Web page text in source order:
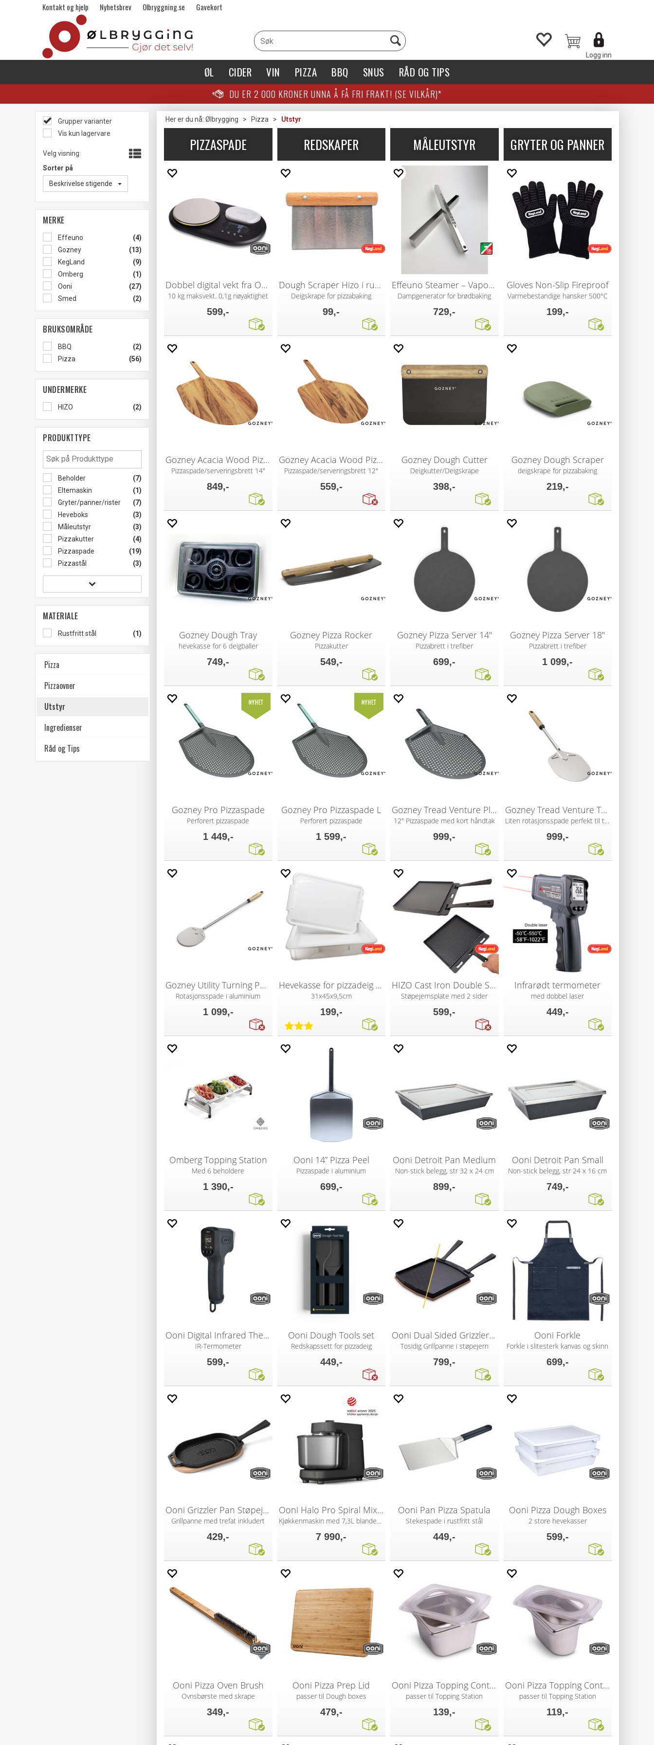
Kontakt og hjelp Nyhetsbrev Olbryggning.se Gavekort
Logg inn
ØL CIDER VIN PIZZA BBQ SNUS RÅD OG TIPS
DU ER 2 000 KRONER UNNA Å FÅ FRI FRAKT! (SE VILKÅR)*
Her er du nå: Ølbrygging > Pizza > Utstyr
Grupper varianter
Vis kun lagervare
Velg visning:
Sorter på
Beskrivelse stigende
MERKE
Effeuno
(4)
Gozney
(13)
KegLand
(9)
Omberg
(1)
Ooni
(27)
Smed
(2)
BRUKSOMRÅDE
BBQ
(2)
Pizza
(56)
UNDERMERKE
HIZO (2)
PRODUKTTYPE
Beholder
(7)
Eltemaskin
(1)
Gryter/panner/rister
(7)
Heveboks
(3)
Måleutstyr
(3)
Pizzakutter
(4)
Pizzaspade
(19)
Pizzastål
(3)
MATERIALE
Rustfritt stål (1)
Pizza
Pizzaovner
Utstyr
Ingredienser
Råd og Tips
PIZZASPADE REDSKAPER MÅLEUTSTYR GRYTER OG PANNER
Dobbel digital vekt fra Ooni
10 kg maksvekt. 0,1g nøyaktighet
599,-
Dough Scraper Hizo i rustfritt stål
Deigskrape for pizzabaking
99,-
Effeuno Steamer – Vaporizer
Dampgenerator for brødbaking
729,-
Gloves Non-Slip Fireproof
Varmebestandige hansker 500°C
199,-
Gozney Acacia Wood Pizza Peel & Server L
Pizzaspade/serveringsbrett 14"
849,-
Gozney Acacia Wood Pizza Peel & Server M
Pizzaspade/serveringsbrett 12"
559,-
Gozney Dough Cutter
Deigkutter/Deigskrape
398,-
Gozney Dough Scraper
deigskrape for pizzabaking
219,-
Gozney Dough Tray
hevekasse for 6 deigballer
749,-
Gozney Pizza Rocker
Pizzakutter
549,-
Gozney Pizza Server 14"
Pizzabrett i trefiber
699,-
Gozney Pizza Server 18"
Pizzabrett i trefiber
1 099,-
Gozney Pro Pizzaspade
Perforert pizzaspade
1 449,-
Gozney Pro Pizzaspade L
Perforert pizzaspade
1 599,-
Gozney Tread Venture Placement Peel
12" Pizzaspade med kort håndtak
999,-
Gozney Tread Venture Turning Peel
Liten rotasjonsspade perfekt til tur
999,-
Gozney Utility Turning Peel
Rotasjonsspade i aluminium
1 099,-
Hevekasse for pizzadeig med lokk
31x45x9,5cm
199,-
HIZO Cast Iron Double Sided Skillet
Støpejernsplate med 2 sider
599,-
Infrarødt termometer
med dobbel laser
449,-
Omberg Topping Station
Med 6 beholdere
1 390,-
Ooni 14” Pizza Peel
Pizzaspade i aluminium
699,-
Ooni Detroit Pan Medium
Non-stick belegg, str 32 x 24 cm
899,-
Ooni Detroit Pan Small
Non-stick belegg, str 24 x 16 cm
749,-
Ooni Digital Infrared Thermometer
IR-Termometer
599,-
Ooni Dough Tools set
Redskapssett for pizzadeig
449,-
Ooni Dual Sided Grizzler Pan
Tosidig Grillpanne i støpejern
799,-
Ooni Forkle
Forkle i slitesterk kanvas og skinn
699,-
Ooni Grizzler Pan Støpejernspanne
Grillpanne med trefat inkludert
429,-
Ooni Halo Pro Spiral Mixer Dark Grey
Kjøkkenmaskin med 7,3L blandebolle
7 990,-
Ooni Pan Pizza Spatula
Stekespade i rustfritt stål
449,-
Ooni Pizza Dough Boxes
2 store hevekasser
599,-
Ooni Pizza Oven Brush
Ovnsbørste med skrape
349,-
Ooni Pizza Prep Lid
passer til Dough boxes
479,-
Ooni Pizza Topping Container (medium)
passer til Topping Station
139,-
Ooni Pizza Topping Container (small)
passer til Topping Station
119,-